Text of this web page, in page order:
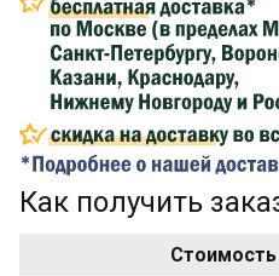
Сделайте заказ на сумму
его на карту Сбербанка и
компенсацию доставки.
...на следующий
Золотая скидка
персональная
Как получить